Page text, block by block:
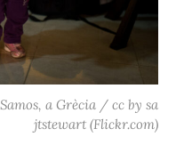
a Grècia / cc by sa
jtstewart (Flickr.com)